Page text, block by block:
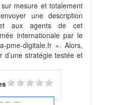
mesure et totalement
une description
aux agents de cet
internationale par le
pme-digitale.fr ». Alors,
d’une stratégie testée et